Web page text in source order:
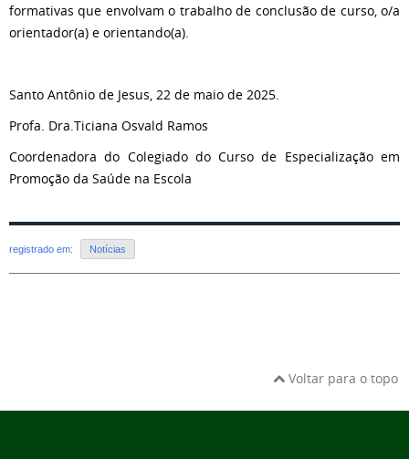
formativas que envolvam o trabalho de conclusão de curso, o/a
orientador(a) e orientando(a).
Santo Antônio de Jesus, 22 de maio de 2025.
Profa. Dra.Ticiana Osvald Ramos
Coordenadora do Colegiado do Curso de Especialização em
Promoção da Saúde na Escola
registrado em: Notícias
Voltar para o topo